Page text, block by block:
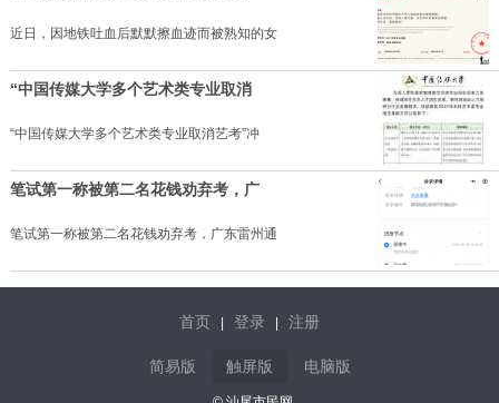
近日，因地铁吐血后默默擦血迹而被熟知的女
“中国传媒大学多个艺术类专业取消
“中国传媒大学多个艺术类专业取消艺考”冲
笔试第一称被第二名花钱劝弃考，广
笔试第一称被第二名花钱劝弃考，广东雷州通
首页 登录 注册
简易版 触屏版 电脑版